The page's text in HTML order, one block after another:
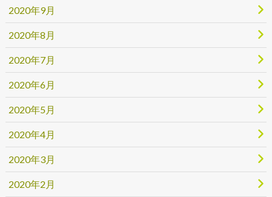
2020年9月
2020年8月
2020年7月
2020年6月
2020年5月
2020年4月
2020年3月
2020年2月